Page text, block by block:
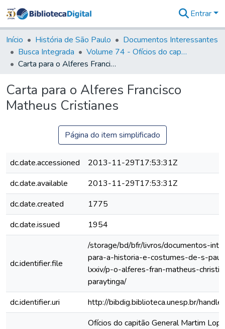
&
Coleções
Tudo na
Biblioteca
Estatísticas
Entrar
Início História de São Paulo
Documentos Interessantes
Busca Integrada
Volume 74 - Ofícios do capitão General Martim Lopes Lobo de Saldanha às Câmaras e Comandantes da Capitania (1775)
Carta para o Alferes Francisco Matheus Cristianes
Carta para o Alferes Francisco
Matheus Cristianes
Página do item simplificado
dc.date.accessioned
2013-11-29T17:53:31Z
dc.date.available
2013-11-29T17:53:31Z
dc.date.created
1775
dc.date.issued
1954
dc.identifier.file
/storage/bd/bfr/livros/documentos-
para-a-historia-e-costumes-de-s-
lxxiv/p-o-alferes-fran-matheus-
paraytinga/
dc.identifier.uri
http://bibdig.biblioteca.unesp.br/
Ofícios do capitão General Martim